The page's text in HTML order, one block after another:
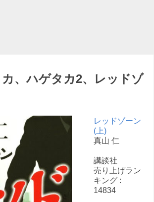
、ハゲタカ2、レッドゾ
レッドゾーン
(上)
真山 仁
講談社
売り上げラン
キング :
14834